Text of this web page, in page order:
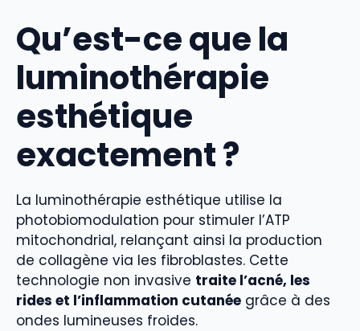
Qu’est-ce que la
luminothérapie
esthétique
exactement ?
La luminothérapie esthétique utilise la
photobiomodulation pour stimuler l’ATP
mitochondrial, relançant ainsi la production
de collagène via les fibroblastes. Cette
technologie non invasive traite l’acné, les
rides et l’inflammation cutanée grâce à des
ondes lumineuses froides.